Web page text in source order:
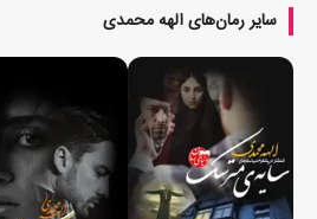
سایر رمان‌های الهه محمدی